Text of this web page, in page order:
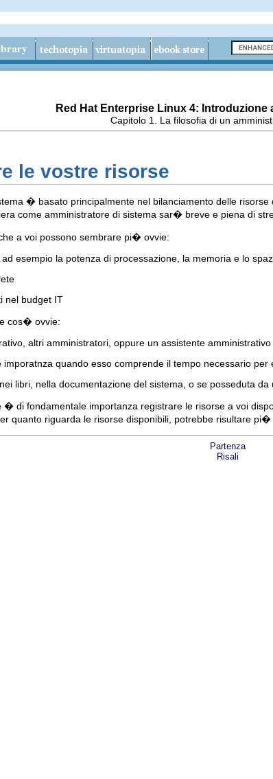
Red Hat Enterprise Linux 4: Introduzione
Capitolo 1. La filosofia di un
le vostre risorse
� basato principalmente nel bilanciamento delle
come amministratore di sistema sar� breve e piena di
a voi possono sembrare pi� ovvie:
esempio la potenza di processazione, la memoria e lo
nel budget IT
cos� ovvie:
altri amministratori, oppure un assistente amministrativo
imporatnza quando esso comprende il tempo necessario per
libri, nella documentazione del sistema, o se posseduta
di fondamentale importanza registrare le risorse a voi
quanto riguarda le risorse disponibili, potrebbe risultare pi�
Partenza
Risali